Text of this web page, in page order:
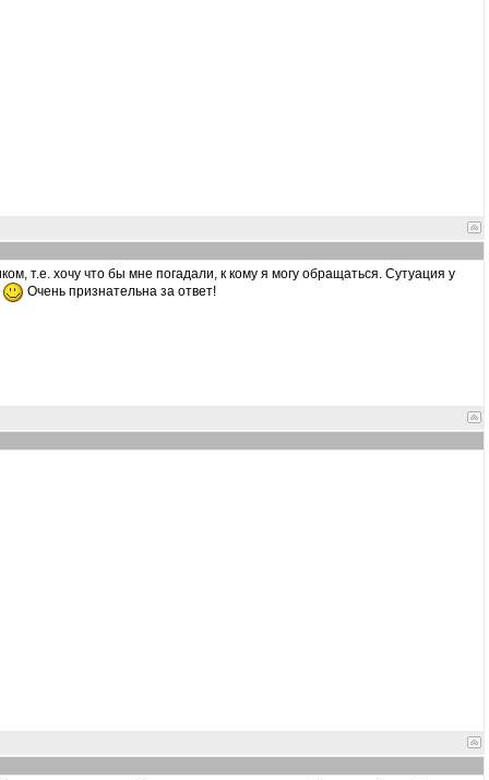
т.е. хочу что бы мне погадали, к кому я могу обращаться. Сутуация у
Очень признательна за ответ!